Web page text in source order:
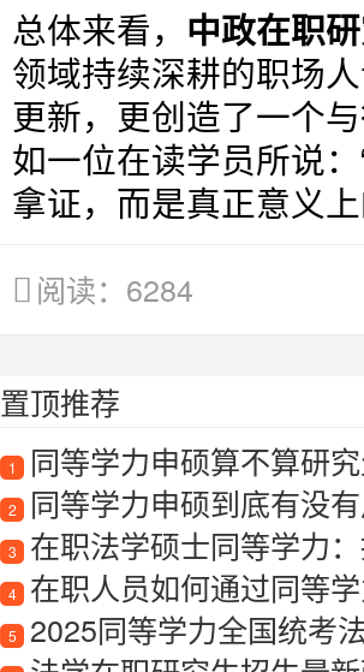
总体来看， 中政在职
领域持续深耕的职场
更新，更创造了一个
如一位在读学员所说
拿证，而是真正意义
阅读：6284
置顶推荐
1 同等学力申硕算不算研
2 同等学力申硕到底有没
3 在职法学硕士同等学力
4 在职人员如何通过同等
5 2025同等学力全国统考